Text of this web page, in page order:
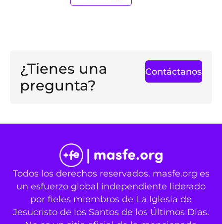
¿Tienes una
pregunta?
Contáctanos
Todos los derechos reservados. masfe.org es
un esfuerzo global independiente liderado
por fieles miembros de La Iglesia de
Jesucristo de los Santos de los Últimos Días.